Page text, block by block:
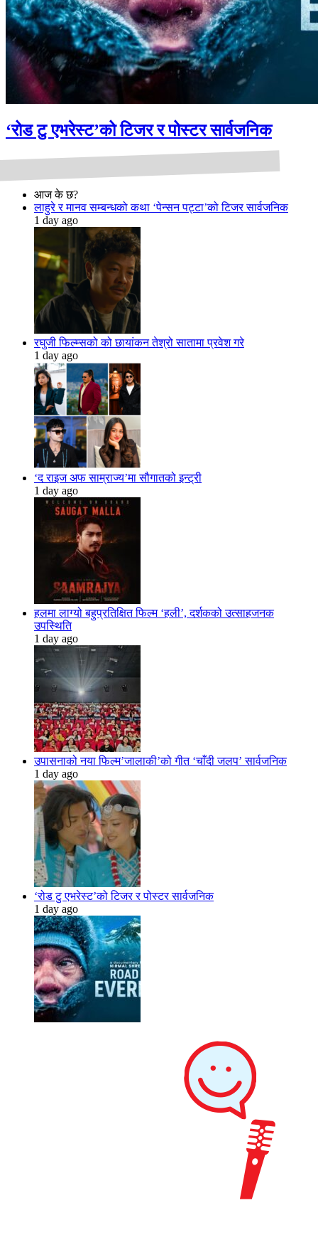
‘रोड टु एभरेस्ट’को टिजर र पोस्टर सार्वजनिक
आज के छ?
लाहुरे र मानव सम्बन्धको कथा ‘पेन्सन पट्टा’को टिजर सार्वजनिक
1 day ago
रघुजी फिल्म्सको को छायांकन तेश्रो सातामा प्रवेश गरे
1 day ago
‘द राइज अफ साम्राज्य’मा सौगातको इन्ट्री
1 day ago
हलमा लाग्यो बहुप्रतिक्षित फिल्म ‘हली’, दर्शकको उत्साहजनक
उपस्थिति
1 day ago
उपासनाको नया फिल्म’जालाकी’को गीत ‘चाँदी जलप’ सार्वजनिक
1 day ago
‘रोड टु एभरेस्ट’को टिजर र पोस्टर सार्वजनिक
1 day ago